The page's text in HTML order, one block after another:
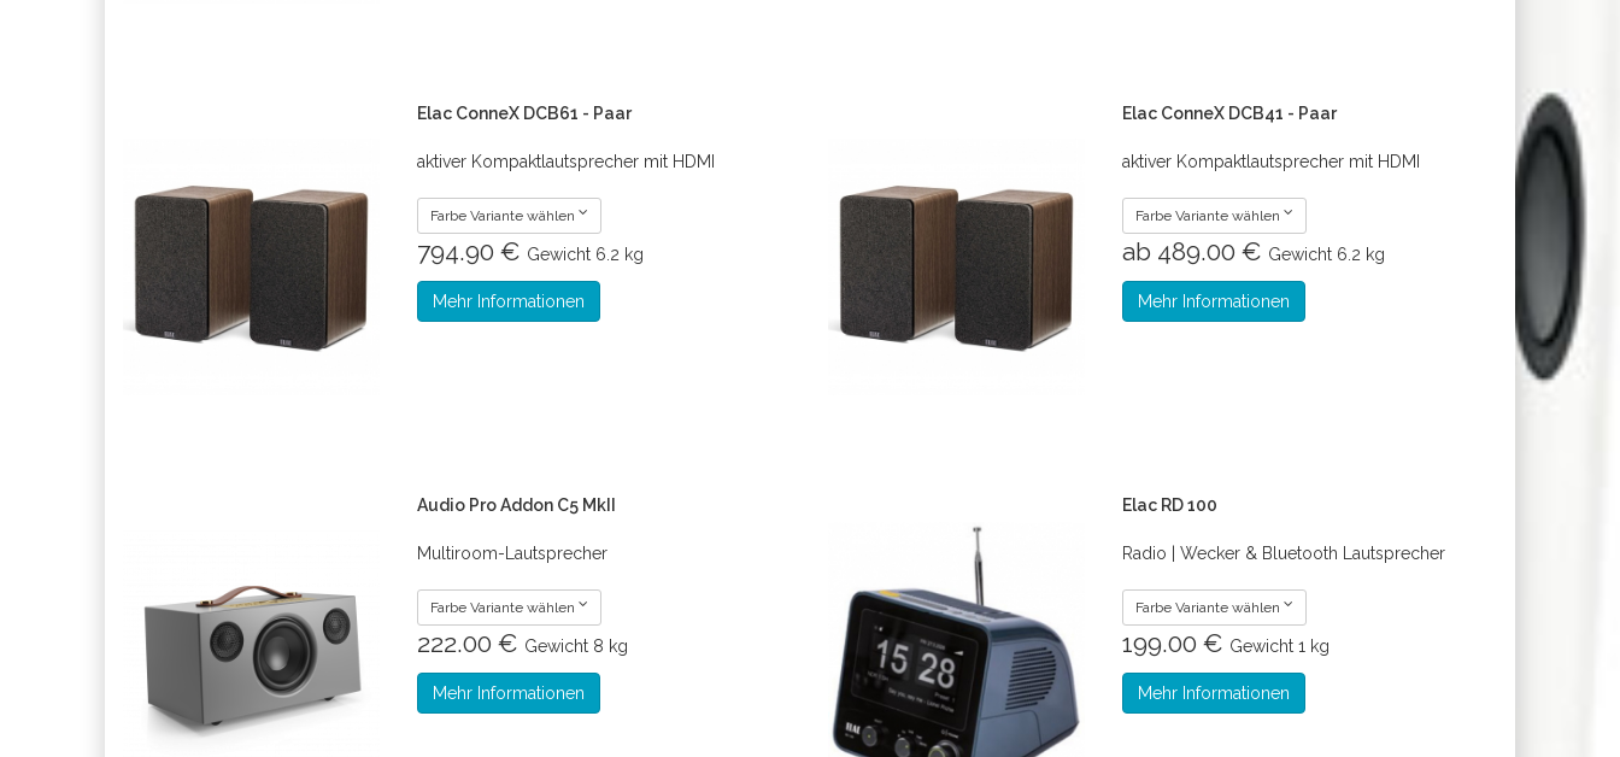
Elac ConneX DCB61 - Paar
aktiver Kompaktlautsprecher mit HDMI
Farbe Variante wählen
794.90 € Gewicht 6.2 kg
Mehr Informationen
Elac ConneX DCB41 - Paar
aktiver Kompaktlautsprecher mit HDMI
Farbe Variante wählen
ab 489.00 € Gewicht 6.2 kg
Mehr Informationen
Audio Pro Addon C5 MkII
Multiroom-Lautsprecher
Farbe Variante wählen
222.00 € Gewicht 8 kg
Mehr Informationen
Elac RD 100
Radio | Wecker & Bluetooth Lautsprecher
Farbe Variante wählen
199.00 € Gewicht 1 kg
Mehr Informationen